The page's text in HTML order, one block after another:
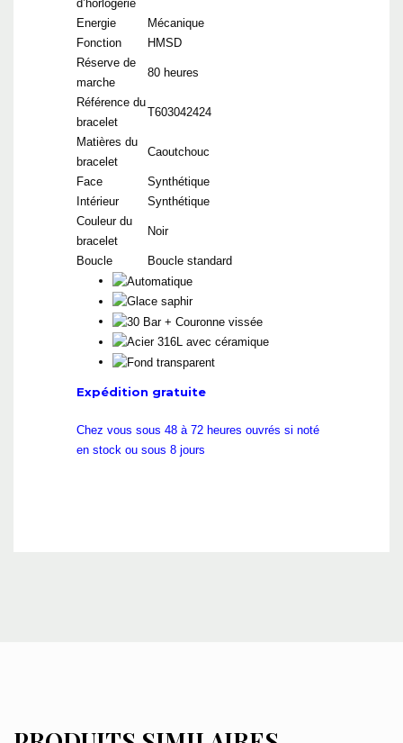
d’horlogerie
Energie
Mécanique
Fonction
HMSD
Réserve de
marche
80 heures
Référence du
bracelet
T603042424
Matières du
bracelet
Caoutchouc
Face
Synthétique
Intérieur
Synthétique
Couleur du
bracelet
Noir
Boucle Boucle standard
Expédition gratuite
Chez vous sous 48 à 72 heures ouvrés si noté
en stock ou sous 8 jours